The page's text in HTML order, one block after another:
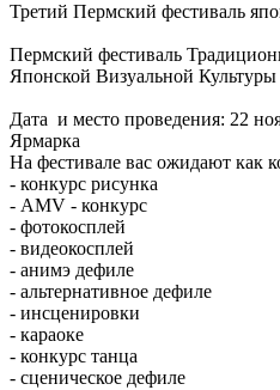
Третий Пермский фестиваль
Пермский фестиваль
Японской Визуальной Культуры
Дата и место проведения: 22
Ярмарка
На фестивале вас ожидают как
- конкурс рисунка
- AMV - конкурс
- фотокосплей
- видеокосплей
- анимэ дефиле
- альтернативное дефиле
- инсценировки
- караоке
- конкурс танца
- сценическое дефиле